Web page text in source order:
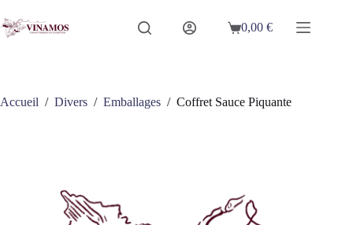
au
contenu
Panier
0,00€
Accueil / Divers / Emballages / Coffret Sauce Piquante